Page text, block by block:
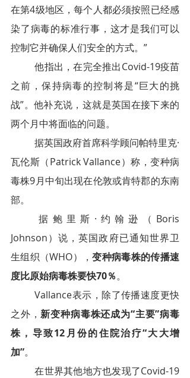
在第4级地区，每个人都必须按照已经感
染了病毒的标准行事，这才是我们可以
控制它并确保人们安全的方式。”
他指出，在完全推出Covid-19疫苗
之前，保持病毒的控制将是“巨大的挑
战”。他补充说，这就是英国在接下来的
两个月中将面临的问题。
据英国政府首席科学顾问帕特里克·
瓦伦斯（Patrick Vallance）称，变种病
毒株9月中旬出现在伦敦或肯特郡的东南
部。
据鲍里斯·约翰逊（Boris
Johnson）说，英国政府已通知世界卫
生组织（WHO），变种病毒株的传播速
度比原始病毒株要快70％。
Vallance表示，除了传播速度更快
之外，新变种病毒株还成为“主要”病毒
株，导致12月份的住院治疗“大大增
加”。
在世界其他地方也发现了Covid-19